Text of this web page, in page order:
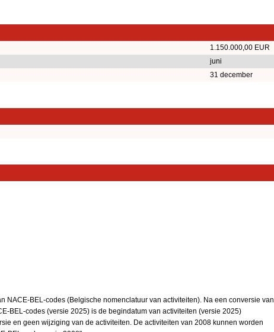
1.150.000,00 EUR
juni
31 december
NACE-BEL-codes (Belgische nomenclatuur van activiteiten). Na een conversie van
BEL-codes (versie 2025) is de begindatum van activiteiten (versie 2025)
en geen wijziging van de activiteiten. De activiteiten van 2008 kunnen worden